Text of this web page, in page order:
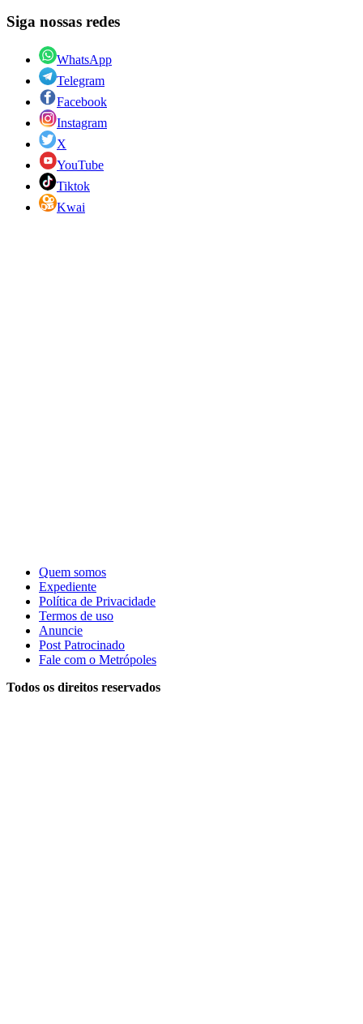
Siga nossas redes
WhatsApp
Telegram
Facebook
Instagram
X
YouTube
Tiktok
Kwai
Quem somos
Expediente
Política de Privacidade
Termos de uso
Anuncie
Post Patrocinado
Fale com o Metrópoles
Todos os direitos reservados